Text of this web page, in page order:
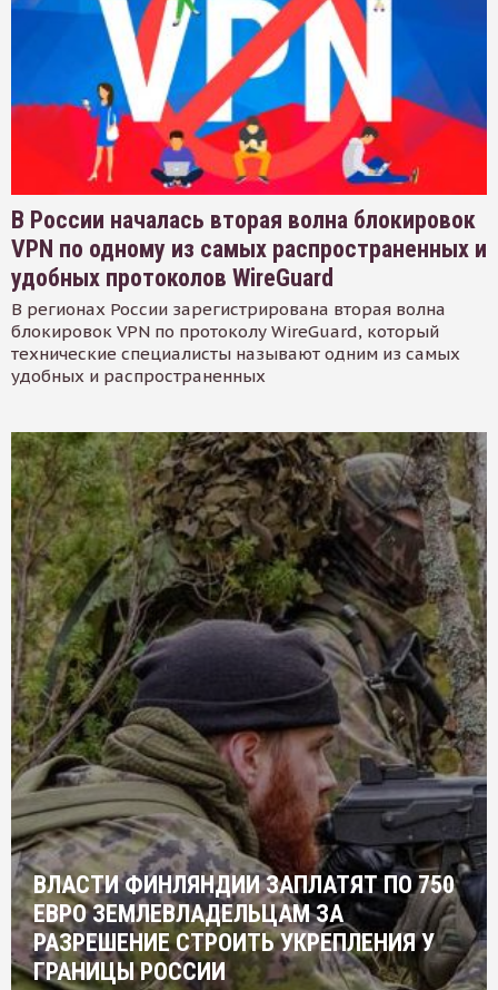
В России началась вторая волна блокировок
VPN по одному из самых распространенных и
удобных протоколов WireGuard
В регионах России зарегистрирована вторая волна
блокировок VPN по протоколу WireGuard, который
технические специалисты называют одним из самых
удобных и распространенных
ВЛАСТИ ФИНЛЯНДИИ ЗАПЛАТЯТ ПО 750
ЕВРО ЗЕМЛЕВЛАДЕЛЬЦАМ ЗА
РАЗРЕШЕНИЕ СТРОИТЬ УКРЕПЛЕНИЯ У
ГРАНИЦЫ РОССИИ